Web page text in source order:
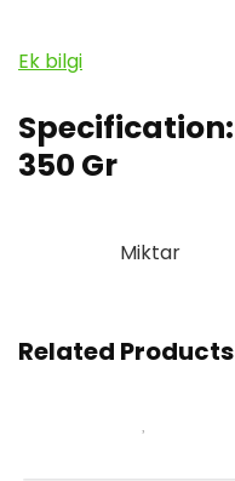
Ek bilgi
Specification:
350 Gr
Miktar
Related Products